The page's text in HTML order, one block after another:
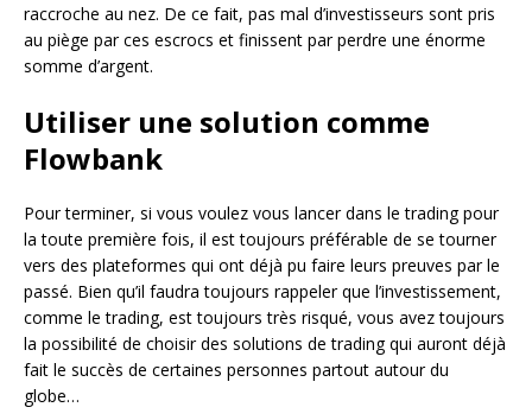
raccroche au nez. De ce fait, pas mal d’investisseurs sont pris
au piège par ces escrocs et finissent par perdre une énorme
somme d’argent.
Utiliser une solution comme
Flowbank
Pour terminer, si vous voulez vous lancer dans le trading pour
la toute première fois, il est toujours préférable de se tourner
vers des plateformes qui ont déjà pu faire leurs preuves par le
passé. Bien qu’il faudra toujours rappeler que l’investissement,
comme le trading, est toujours très risqué, vous avez toujours
la possibilité de choisir des solutions de trading qui auront déjà
fait le succès de certaines personnes partout autour du
globe…